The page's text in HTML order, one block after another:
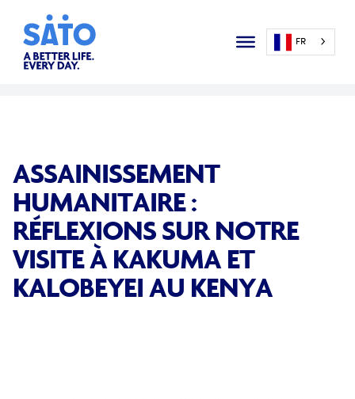
FR
ASSAINISSEMENT
HUMANITAIRE :
RÉFLEXIONS SUR NOTRE
VISITE À KAKUMA ET
KALOBEYEI AU KENYA